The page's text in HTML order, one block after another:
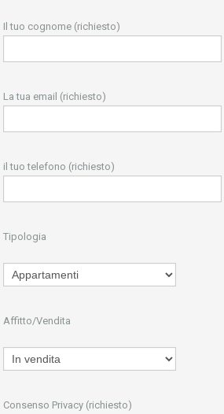
Il tuo cognome (richiesto)
La tua email (richiesto)
il tuo telefono (richiesto)
Tipologia
Affitto/Vendita
Consenso Privacy (richiesto)